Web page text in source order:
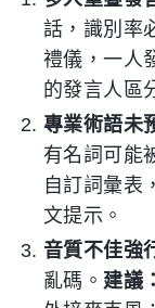
話，識別率
禮儀，一人
的發言人區
專業術語未
有名詞可能
自訂詞彙表
文提示。
音質不佳強
亂碼。 建議：